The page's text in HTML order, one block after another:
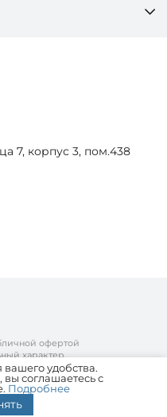
7, корпус 3, пом.438
офертой
характер.
удобства.
соглашаетесь с
Подробнее